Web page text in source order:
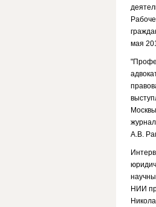
мая
А.В.
НИИ